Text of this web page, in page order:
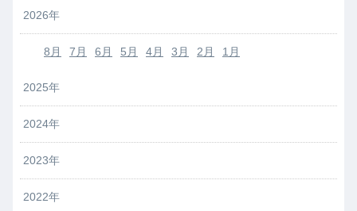
2026年
8月 7月 6月 5月 4月 3月 2月 1月
2025年
2024年
2023年
2022年